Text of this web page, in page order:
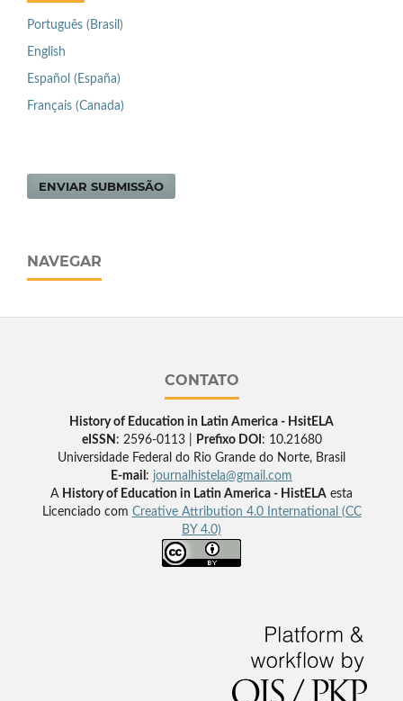
Português (Brasil)
English
Español (España)
Français (Canada)
ENVIAR SUBMISSÃO
NAVEGAR
CONTATO
History of Education in Latin America - HsitELA
eISSN : 2596-0113 | Prefixo DOI : 10.21680
Universidade Federal do Rio Grande do Norte, Brasil
E-mail : journalhistela@gmail.com
A History of Education in Latin America - HistELA esta
Licenciado com Creative Attribution 4.0 International (CC
BY 4.0)